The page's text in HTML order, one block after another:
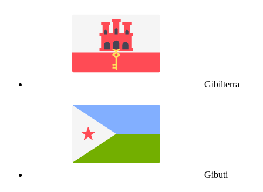
Gibilterra
Gibuti